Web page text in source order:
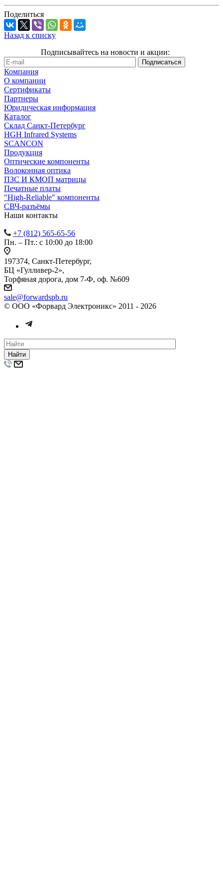
Поделиться
Назад к списку
Подписывайтесь на новости и акции:
Компания
О компании
Сертификаты
Партнеры
Юридическая информация
Каталог
Cклад Санкт-Петербург
HGH Infrared Systems
SCANCON
Продукция
Оптические компоненты
Волоконная оптика
ПЗС И КМОП матрицы
Печатные платы
"High-Reliable" компоненты
СВЧ-разъёмы
Наши контакты
+7 (812) 565-65-56
Пн. – Пт.: с 10:00 до 18:00
197374, Санкт-Петербург,
БЦ «Гулливер-2»,
Торфяная дорога, дом 7-Ф, оф. №609
sale@forwardspb.ru
© ООО «Форвард Электроникс» 2011 - 2026
Найти